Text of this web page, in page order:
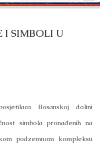
for:
I SIMBOLI U
Bosanskoj dolini
simbola pronađenih na
podzemnom kompleksu